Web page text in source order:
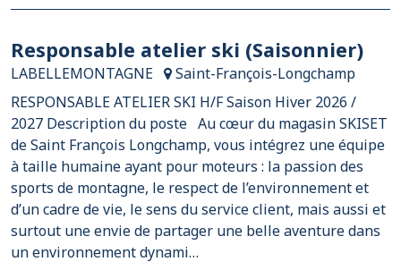
Responsable atelier ski (Saisonnier)
LABELLEMONTAGNE
Saint-François-Longchamp
RESPONSABLE ATELIER SKI H/F Saison Hiver 2026 /
2027 Description du poste Au cœur du magasin SKISET
de Saint François Longchamp, vous intégrez une équipe
à taille humaine ayant pour moteurs : la passion des
sports de montagne, le respect de l’environnement et
d’un cadre de vie, le sens du service client, mais aussi et
surtout une envie de partager une belle aventure dans
un environnement dynami…